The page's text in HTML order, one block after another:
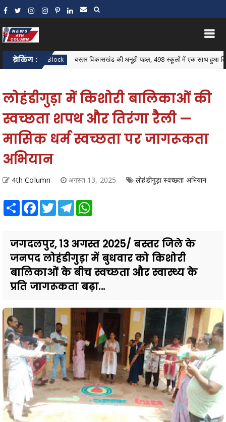
ब्रेकिंग :
Block बस्तर विकासखंड की अनूठी पहल, 498 स्कूलों में एक साथ हुआ विकासखंड
लोहंडीगुड़ा में किशोरी बालिकाओं की
स्वच्छता शपथ और तिरंगा रैली —
मासिक धर्म स्वच्छता पर जागरूकता
अभियान
4th Column अगस्त 13, 2025 लोहंडीगुड़ा स्वच्छता अभियान
Share Facebook
TwitterTelegram
जगदलपुर, 13 अगस्त 2025/ बस्तर जिले के
जनपद लोहंडीगुड़ा में बुधवार को किशोरी
बालिकाओं के बीच स्वच्छता और स्वास्थ्य के
प्रति जागरूकता बढ़ा...